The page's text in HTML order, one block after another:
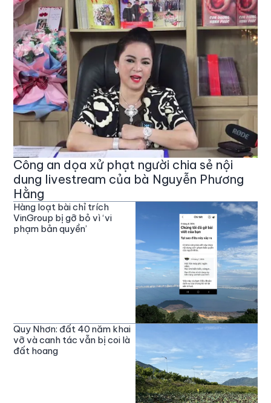
Công an dọa xử phạt người chia sẻ nội
dung livestream của bà Nguyễn Phương
Hằng
Hàng loạt bài chỉ trích
VinGroup bị gỡ bỏ vì ‘vi
phạm bản quyền’
Quy Nhơn: đất 40 năm khai
vỡ và canh tác vẫn bị coi là
đất hoang